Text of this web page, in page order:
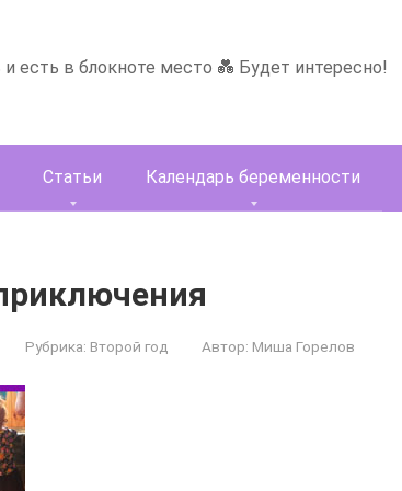
есть в блокноте место 💑 Будет интересно!
Статьи Календарь беременности
Рубрика: Второй год Автор: Миша Горелов